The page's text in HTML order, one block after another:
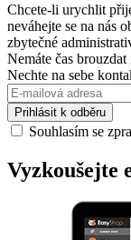
Chcete-li urychlit
neváhejte se na nás
zbytečné
Nemáte čas brouzdat
Nechte na sebe
Prihlásit k odběru
Souhlasím se
Vyzkoušejte